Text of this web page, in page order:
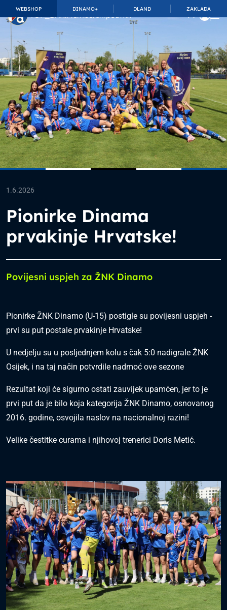
WEBSHOP DINAMO+ DLAND ZAKLADA
TOP_BAR.MembershipSuffix
1.6.2026
Pionirke Dinama
prvakinje Hrvatske!
Povijesni uspjeh za ŽNK Dinamo
Pionirke ŽNK Dinamo (U-15) postigle su povijesni uspjeh -
prvi su put postale prvakinje Hrvatske!
U nedjelju su u posljednjem kolu s čak 5:0 nadigrale ŽNK
Osijek, i na taj način potvrdile nadmoć ove sezone
Rezultat koji će sigurno ostati zauvijek upamćen, jer to je
prvi put da je bilo koja kategorija ŽNK Dinamo, osnovanog
2016. godine, osvojila naslov na nacionalnoj razini!
Velike čestitke curama i njihovoj trenerici Doris Metić.